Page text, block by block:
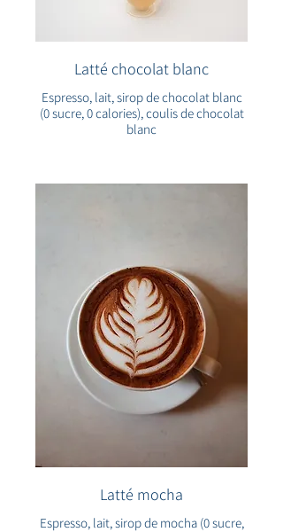
Latté chocolat blanc
Espresso, lait, sirop de chocolat blanc
(0 sucre, 0 calories), coulis de chocolat
blanc
Latté mocha
Espresso, lait, sirop de mocha (0 sucre,